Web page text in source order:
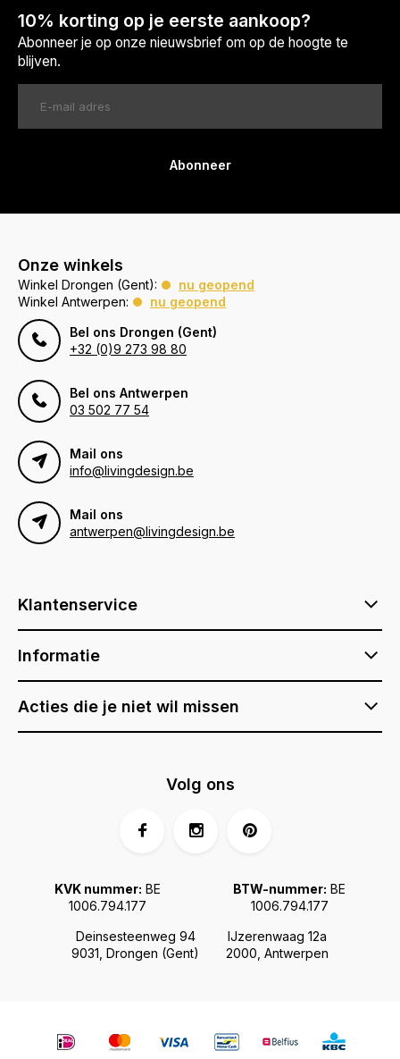
10% korting op je eerste aankoop?
Abonneer je op onze nieuwsbrief om op de hoogte te
blijven.
Abonneer
Onze winkels
Winkel Drongen (Gent):
nu geopend
Winkel Antwerpen:
nu geopend
Bel ons Drongen (Gent)
+32 (0)9 273 98 80
Bel ons Antwerpen
03 502 77 54
Mail ons
info@livingdesign.be
Mail ons
antwerpen@livingdesign.be
Klantenservice
Informatie
Acties die je niet wil missen
Deinsesteenweg 94
9031, Drongen (Gent)
IJzerenwaag 12a
2000, Antwerpen
KVK nummer: BE
1006.794.177
BTW-nummer: BE
1006.794.177
Volg ons